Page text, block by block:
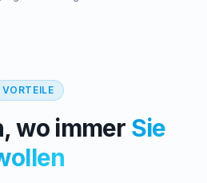
VORTEILE
wo immer Sie